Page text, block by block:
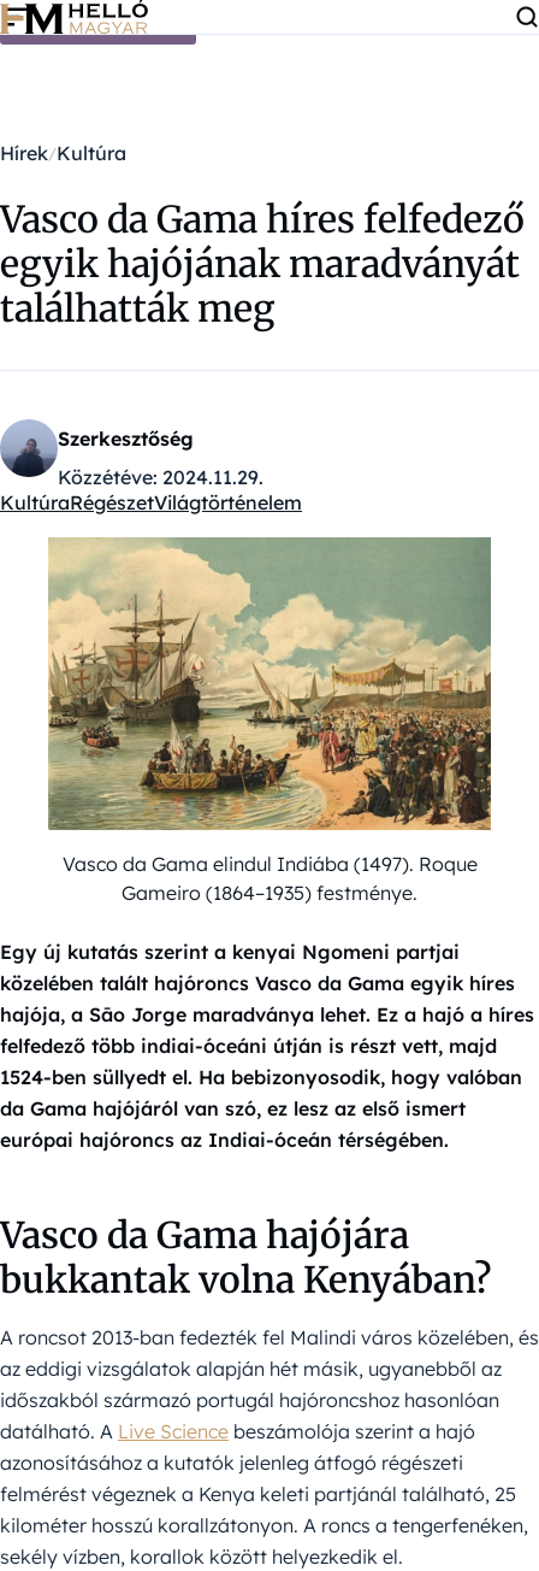
Ugrás a tartalomra
Hírek Kultúra
Vasco da Gama híres felfedező
egyik hajójának maradványát
találhatták meg
Szerkesztőség
Közzétéve: 2024.11.29.
Kategóriák:
KultúraRégészetVilágtörténelem
Vasco da Gama elindul Indiába (1497). Roque
Gameiro (1864–1935) festménye.
Egy új kutatás szerint a kenyai Ngomeni partjai
közelében talált hajóroncs Vasco da Gama egyik híres
hajója, a Sāo Jorge maradványa lehet. Ez a hajó a híres
felfedező több indiai-óceáni útján is részt vett, majd
1524-ben süllyedt el. Ha bebizonyosodik, hogy valóban
da Gama hajójáról van szó, ez lesz az első ismert
európai hajóroncs az Indiai-óceán térségében.
Vasco da Gama hajójára
bukkantak volna Kenyában?
A roncsot 2013-ban fedezték fel Malindi város közelében, és
az eddigi vizsgálatok alapján hét másik, ugyanebből az
időszakból származó portugál hajóroncshoz hasonlóan
datálható. A Live Science beszámolója szerint a hajó
azonosításához a kutatók jelenleg átfogó régészeti
felmérést végeznek a Kenya keleti partjánál található, 25
kilométer hosszú korallzátonyon. A roncs a tengerfenéken,
sekély vízben, korallok között helyezkedik el.